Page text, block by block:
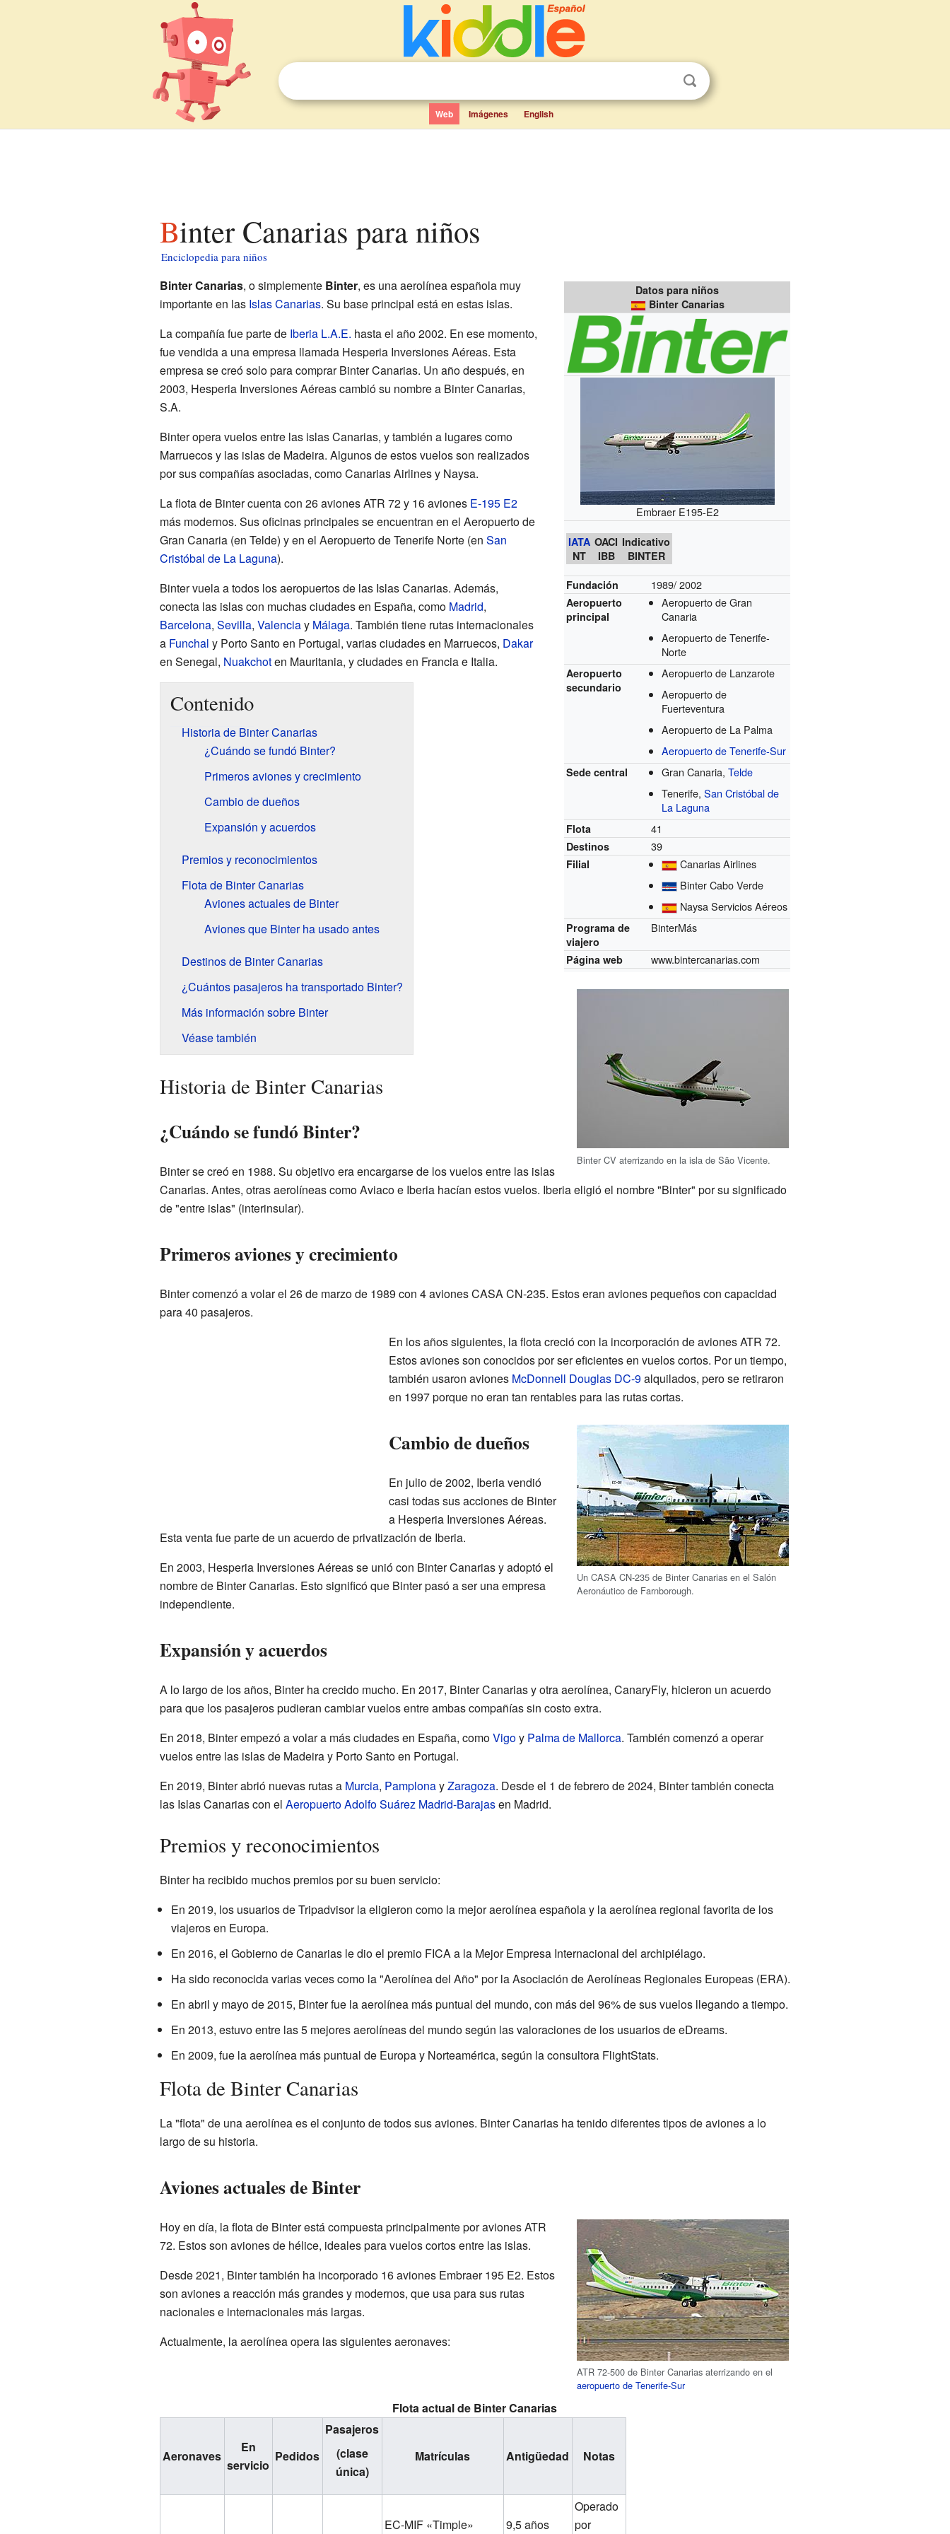
Web Imágenes English
Binter Canarias para niños
Enciclopedia para niños
Datos para niños
Binter Canarias
Embraer E195-E2
IATA
NT
OACI
IBB
Indicativo
BINTER
Fundación 1989/ 2002
Aeropuerto
principal
Aeropuerto de Gran
Canaria
Aeropuerto de Tenerife-
Norte
Aeropuerto
secundario
Aeropuerto de Lanzarote
Aeropuerto de
Fuerteventura
Aeropuerto de La Palma
Aeropuerto de Tenerife-Sur
Sede central Gran Canaria, Telde
Tenerife, San Cristóbal de
La Laguna
Flota 41
Destinos 39
Filial
Canarias Airlines
Binter Cabo Verde
Naysa Servicios Aéreos
Programa de
viajero
BinterMás
Página web www.bintercanarias.com
Binter Canarias, o simplemente Binter, es una aerolínea española muy
importante en las Islas Canarias. Su base principal está en estas islas.
La compañía fue parte de Iberia L.A.E. hasta el año 2002. En ese momento,
fue vendida a una empresa llamada Hesperia Inversiones Aéreas. Esta
empresa se creó solo para comprar Binter Canarias. Un año después, en
2003, Hesperia Inversiones Aéreas cambió su nombre a Binter Canarias,
S.A.
Binter opera vuelos entre las islas Canarias, y también a lugares como
Marruecos y las islas de Madeira. Algunos de estos vuelos son realizados
por sus compañías asociadas, como Canarias Airlines y Naysa.
La flota de Binter cuenta con 26 aviones ATR 72 y 16 aviones E-195 E2
más modernos. Sus oficinas principales se encuentran en el Aeropuerto de
Gran Canaria (en Telde) y en el Aeropuerto de Tenerife Norte (en San
Cristóbal de La Laguna).
Binter vuela a todos los aeropuertos de las Islas Canarias. Además,
conecta las islas con muchas ciudades en España, como Madrid,
Barcelona, Sevilla, Valenciay Málaga. También tiene rutas internacionales
a Funchal y Porto Santo en Portugal, varias ciudades en Marruecos, Dakar
en Senegal, Nuakchoten Mauritania, y ciudades en Francia e Italia.
Binter CV aterrizando en la isla de São Vicente.
Contenido
Historia de Binter Canarias
¿Cuándo se fundó Binter?
Primeros aviones y crecimiento
Cambio de dueños
Expansión y acuerdos
Premios y reconocimientos
Flota de Binter Canarias
Aviones actuales de Binter
Aviones que Binter ha usado antes
Destinos de Binter Canarias
¿Cuántos pasajeros ha transportado Binter?
Más información sobre Binter
Véase también
Historia de Binter Canarias
¿Cuándo se fundó Binter?
Binter se creó en 1988. Su objetivo era encargarse de los vuelos entre las islas
Canarias. Antes, otras aerolíneas como Aviaco e Iberia hacían estos vuelos. Iberia eligió el nombre "Binter" por su significado
de "entre islas" (interinsular).
Primeros aviones y crecimiento
Binter comenzó a volar el 26 de marzo de 1989 con 4 aviones CASA CN-235. Estos eran aviones pequeños con capacidad
para 40 pasajeros.
En los años siguientes, la flota creció con la incorporación de aviones ATR 72.
Estos aviones son conocidos por ser eficientes en vuelos cortos. Por un tiempo,
también usaron aviones McDonnell Douglas DC-9alquilados, pero se retiraron
en 1997 porque no eran tan rentables para las rutas cortas.
Un CASA CN-235 de Binter Canarias en el Salón
Aeronáutico de Farnborough.
Cambio de dueños
En julio de 2002, Iberia vendió
casi todas sus acciones de Binter
a Hesperia Inversiones Aéreas.
Esta venta fue parte de un acuerdo de privatización de Iberia.
En 2003, Hesperia Inversiones Aéreas se unió con Binter Canarias y adoptó el
nombre de Binter Canarias. Esto significó que Binter pasó a ser una empresa
independiente.
Expansión y acuerdos
A lo largo de los años, Binter ha crecido mucho. En 2017, Binter Canarias y otra aerolínea, CanaryFly, hicieron un acuerdo
para que los pasajeros pudieran cambiar vuelos entre ambas compañías sin costo extra.
En 2018, Binter empezó a volar a más ciudades en España, comoVigoy Palma de Mallorca. También comenzó a operar
vuelos entre las islas de Madeira y Porto Santo en Portugal.
En 2019, Binter abrió nuevas rutas a Murcia, PamplonayZaragoza. Desde el 1 de febrero de 2024, Binter también conecta
las Islas Canarias con el Aeropuerto Adolfo Suárez Madrid-Barajasen Madrid.
Premios y reconocimientos
Binter ha recibido muchos premios por su buen servicio:
En 2019, los usuarios de Tripadvisor la eligieron como la mejor aerolínea española y la aerolínea regional favorita de los
viajeros en Europa.
En 2016, el Gobierno de Canarias le dio el premio FICA a la Mejor Empresa Internacional del archipiélago.
Ha sido reconocida varias veces como la "Aerolínea del Año" por la Asociación de Aerolíneas Regionales Europeas (ERA).
En abril y mayo de 2015, Binter fue la aerolínea más puntual del mundo, con más del 96% de sus vuelos llegando a tiempo.
En 2013, estuvo entre las 5 mejores aerolíneas del mundo según las valoraciones de los usuarios de eDreams.
En 2009, fue la aerolínea más puntual de Europa y Norteamérica, según la consultora FlightStats.
Flota de Binter Canarias
La "flota" de una aerolínea es el conjunto de todos sus aviones. Binter Canarias ha tenido diferentes tipos de aviones a lo
largo de su historia.
Aviones actuales de Binter
ATR 72-500 de Binter Canarias aterrizando en el
aeropuerto de Tenerife-Sur
Hoy en día, la flota de Binter está compuesta principalmente por aviones ATR
72. Estos son aviones de hélice, ideales para vuelos cortos entre las islas.
Desde 2021, Binter también ha incorporado 16 aviones Embraer 195 E2. Estos
son aviones a reacción más grandes y modernos, que usa para sus rutas
nacionales e internacionales más largas.
Actualmente, la aerolínea opera las siguientes aeronaves:
Flota actual de Binter Canarias
Aeronaves
En
servicio
Pedidos
Pasajeros
(clase
única)
Matrículas Antigüedad Notas
EC-MIF «Timple» 9,5 años
Operado
por